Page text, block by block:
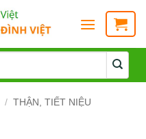
/ THẬN, TIẾT NIỆU